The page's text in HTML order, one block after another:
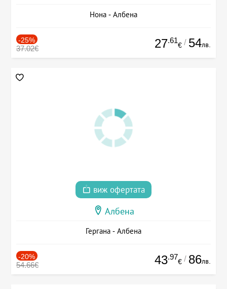
Нона - Албена
-25%
37.02€ 27.61
€ / 54лв.
виж офертата
Албена
Гергана - Албена
-20%
54.66€ 43.97
€ / 86лв.